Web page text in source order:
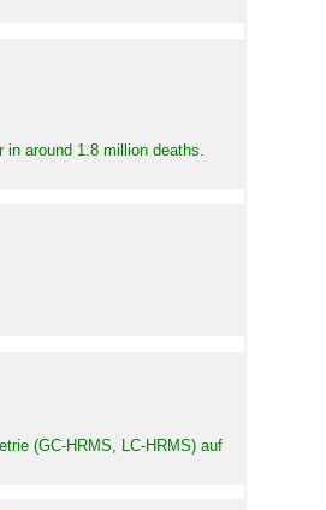
around 1.8 million deaths.
(GC-HRMS, LC-HRMS) auf